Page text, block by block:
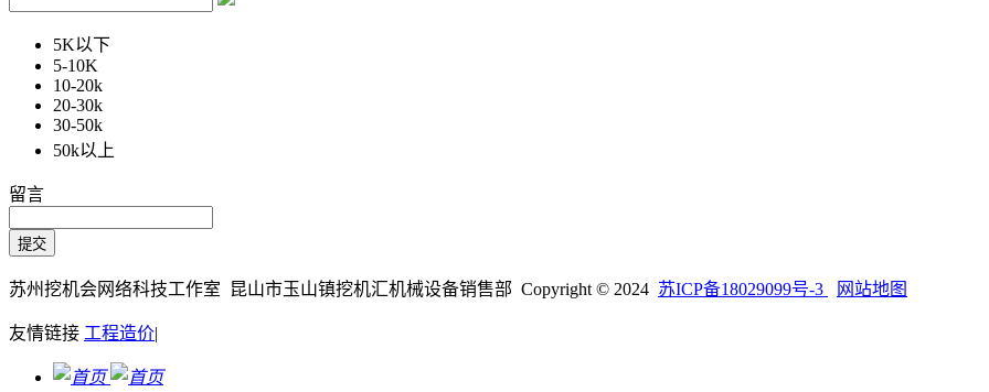
5K以下
5-10K
10-20k
20-30k
30-50k
50k以上
留言
苏州挖机会网络科技工作室 昆山市玉山镇挖机汇机械设备销售部 Copyright © 2024 苏ICP备18029099号-3 网站地图
友情链接 工程造价|